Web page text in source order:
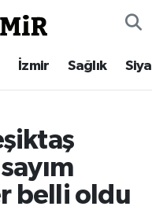
İzmir Sağlık
belli oldu